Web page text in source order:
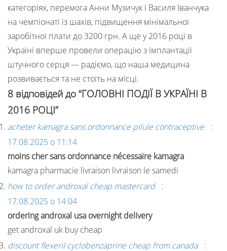
категоріях, перемога Анни Музичук і Василя Іванчука
на чемпіонаті із шахів, підвищення мінімальної
заробітної плати до 3200 грн. А ще у 2016 році в
Україні вперше провели операцію з імплантації
штучного серця — радіємо, що наша медицина
розвивається та не стоїть на місці.
8 відповідей до “ГОЛОВНІ ПОДІЇ В УКРАЇНІ В
2016 РОЦІ”
acheter kamagra sans ordonnance pilule contraceptive :
17.08.2025 о 11:14
moins cher sans ordonnance nécessaire kamagra
kamagra pharmacie livraison livraison le samedi
how to order androxal cheap mastercard :
17.08.2025 о 14:04
ordering androxal usa overnight delivery
get androxal uk buy cheap
discount flexeril cyclobenzaprine cheap from canada :